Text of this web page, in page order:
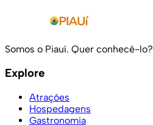
Somos o Piauí. Quer conhecê-lo?
Explore
Atrações
Hospedagens
Gastronomia